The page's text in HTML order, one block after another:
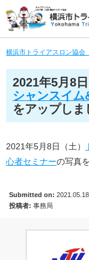
横浜市トライアスロン協会
2021年5月8日
シャンスイ
をアップしま
2021年5月8日（土）
心者セミナーの写真
Submitted on: 2021.05.18
投稿者: 事務局